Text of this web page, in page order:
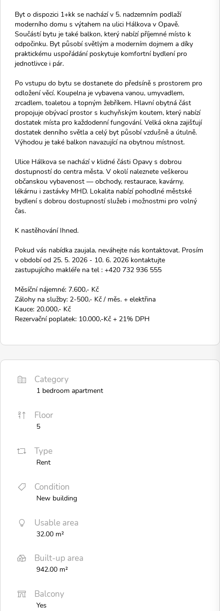
Byt o dispozici 1+kk se nachází v 5. nadzemním podlaží
moderního domu s výtahem na ulici Hálkova v Opavě.
Součástí bytu je také balkon, který nabízí příjemné místo k
odpočinku. Byt působí světlým a moderním dojmem a díky
praktickému uspořádání poskytuje komfortní bydlení pro
jednotlivce i pár.
Po vstupu do bytu se dostanete do předsíně s prostorem pro
odložení věcí. Koupelna je vybavena vanou, umyvadlem,
zrcadlem, toaletou a topným žebříkem. Hlavní obytná část
propojuje obývací prostor s kuchyňským koutem, který nabízí
dostatek místa pro každodenní fungování. Velká okna zajišťují
dostatek denního světla a celý byt působí vzdušně a útulně.
Výhodou je také balkon navazující na obytnou místnost.
Ulice Hálkova se nachází v klidné části Opavy s dobrou
dostupností do centra města. V okolí naleznete veškerou
občanskou vybavenost — obchody, restaurace, kavárny,
lékárnu i zastávky MHD. Lokalita nabízí pohodlné městské
bydlení s dobrou dostupností služeb i možnostmi pro volný
čas.
K nastěhování Ihned.
Pokud vás nabídka zaujala, neváhejte nás kontaktovat. Prosím
v období od 25. 5. 2026 - 10. 6. 2026 kontaktujte
zastupujícího makléře na tel : +420 732 936 555
Měsíční nájemné: 7.600,- Kč
Zálohy na služby: 2-500,- Kč / měs. + elektřina
Kauce: 20.000,- Kč
Rezervační poplatek: 10.000,-Kč + 21% DPH
Category
1 bedroom apartment
Floor
5
Type
Rent
Condition
New building
Usable area
32.00 m²
Built-up area
942.00 m²
Balcony
Yes